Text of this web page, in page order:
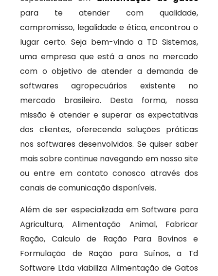
para te atender com qualidade,
compromisso, legalidade e ética, encontrou o
lugar certo. Seja bem-vindo a TD Sistemas,
uma empresa que está a anos no mercado
com o objetivo de atender a demanda de
softwares agropecuários existente no
mercado brasileiro. Desta forma, nossa
missão é atender e superar as expectativas
dos clientes, oferecendo soluções práticas
nos softwares desenvolvidos. Se quiser saber
mais sobre continue navegando em nosso site
ou entre em contato conosco através dos
canais de comunicação disponíveis.
Além de ser especializada em Software para
Agricultura, Alimentação Animal, Fabricar
Ração, Calculo de Ração Para Bovinos e
Formulação de Ração para Suínos, a Td
Software Ltda viabiliza Alimentação de Gatos